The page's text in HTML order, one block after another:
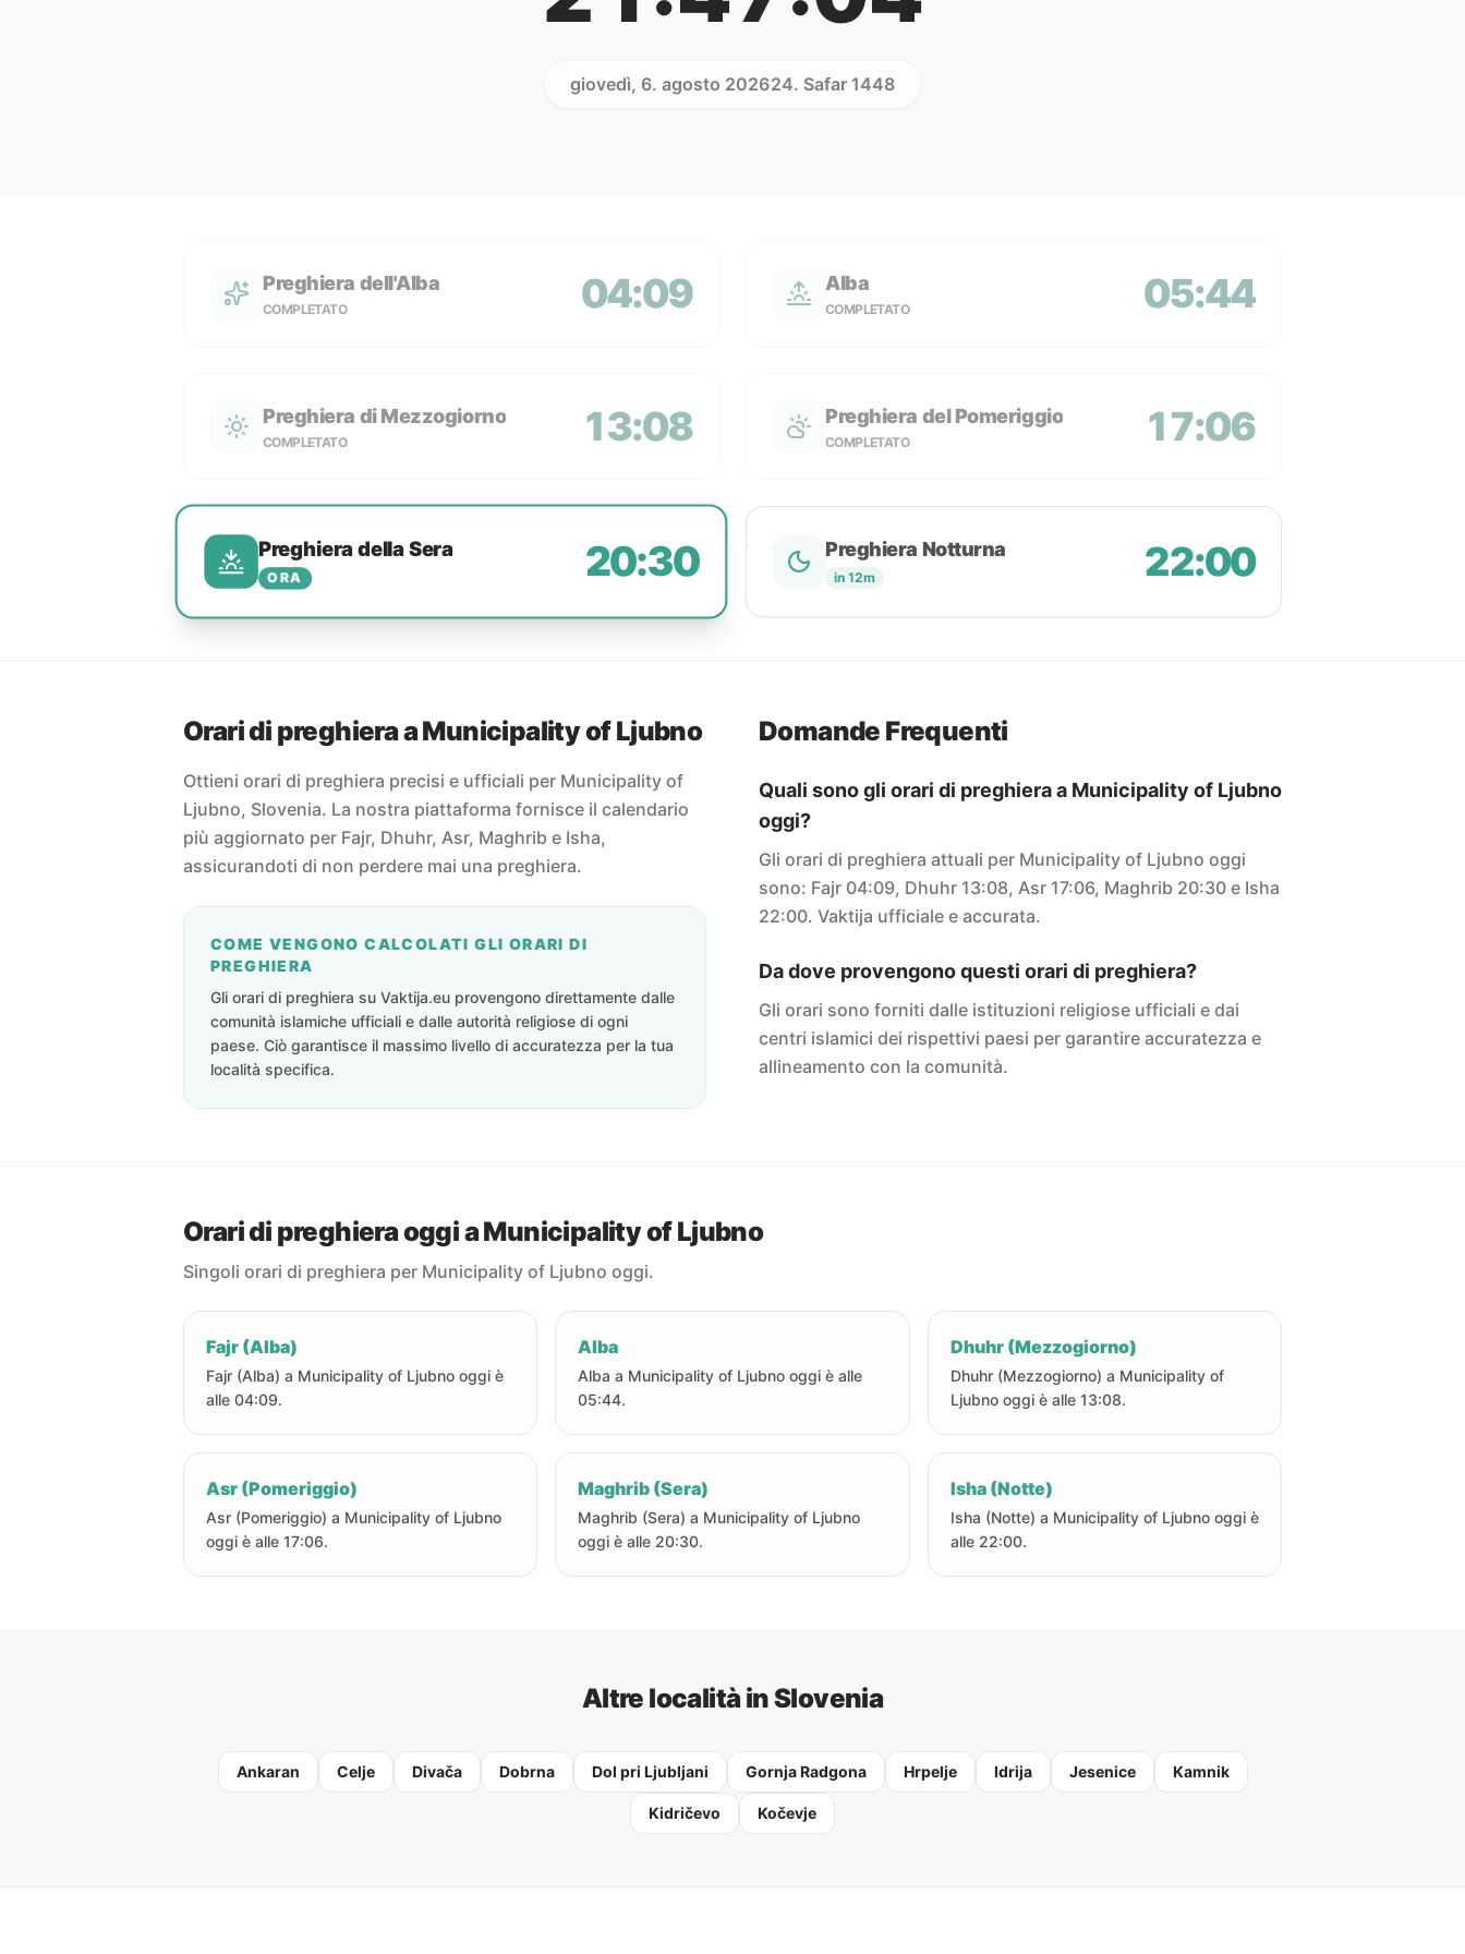
giovedì, 6. agosto 202624. Safar 1448
Preghiera dell'Alba
COMPLETATO 04:09 Alba
COMPLETATO 05:44
Preghiera di Mezzogiorno
COMPLETATO 13:08 Preghiera del Pomeriggio
COMPLETATO 17:06
Preghiera della Sera
ORA 20:30 Preghiera Notturna
in 12m 22:00
Orari di preghiera a Municipality of Ljubno
Ottieni orari di preghiera precisi e ufficiali per Municipality of
Ljubno, Slovenia. La nostra piattaforma fornisce il calendario
più aggiornato per Fajr, Dhuhr, Asr, Maghrib e Isha,
assicurandoti di non perdere mai una preghiera.
COME VENGONO CALCOLATI GLI ORARI DI
PREGHIERA
Gli orari di preghiera su Vaktija.eu provengono direttamente dalle
comunità islamiche ufficiali e dalle autorità religiose di ogni
paese. Ciò garantisce il massimo livello di accuratezza per la tua
località specifica.
Domande Frequenti
Quali sono gli orari di preghiera a Municipality of Ljubno
oggi?
Gli orari di preghiera attuali per Municipality of Ljubno oggi
sono: Fajr 04:09, Dhuhr 13:08, Asr 17:06, Maghrib 20:30 e Isha
22:00. Vaktija ufficiale e accurata.
Da dove provengono questi orari di preghiera?
Gli orari sono forniti dalle istituzioni religiose ufficiali e dai
centri islamici dei rispettivi paesi per garantire accuratezza e
allineamento con la comunità.
Orari di preghiera oggi a Municipality of Ljubno
Singoli orari di preghiera per Municipality of Ljubno oggi.
Fajr (Alba)
Fajr (Alba) a Municipality of Ljubno oggi è
alle 04:09.
Alba
Alba a Municipality of Ljubno oggi è alle
05:44.
Dhuhr (Mezzogiorno)
Dhuhr (Mezzogiorno) a Municipality of
Ljubno oggi è alle 13:08.
Asr (Pomeriggio)
Asr (Pomeriggio) a Municipality of Ljubno
oggi è alle 17:06.
Maghrib (Sera)
Maghrib (Sera) a Municipality of Ljubno
oggi è alle 20:30.
Isha (Notte)
Isha (Notte) a Municipality of Ljubno oggi è
alle 22:00.
Altre località in Slovenia
Ankaran Celje Divača Dobrna Dol pri Ljubljani Gornja Radgona Hrpelje Idrija Jesenice Kamnik
Kidričevo Kočevje